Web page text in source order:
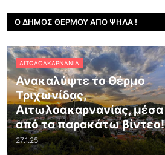
Ο ΔΉΜΟΣ ΘΈΡΜΟΥ ΑΠΌ ΨΗΛΆ !
ΑΙΤΩΛΟΑΚΑΡΝΑΝΊΑ
Ανακαλύψτε το Θέρμο
Τριχωνίδας,
Αιτωλοακαρνανίας, μέσα
από τα παρακάτω βίντεο!
27.1.25